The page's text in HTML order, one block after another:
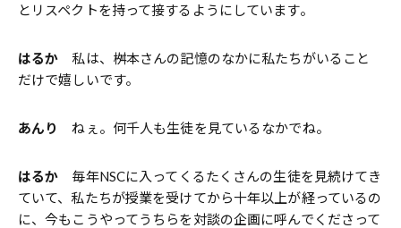
とリスペクトを持って接するようにしています。
はるか 私は、桝本さんの記憶のなかに私たちがいること
だけで嬉しいです。
あんり ねぇ。何千人も生徒を見ているなかでね。
はるか 毎年NSCに入ってくるたくさんの生徒を見続けてき
ていて、私たちが授業を受けてから十年以上が経っているの
に、今もこうやってうちらを対談の企画に呼んでくださって